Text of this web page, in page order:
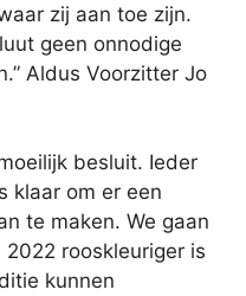
zij aan toe zijn.
geen onnodige
Aldus Voorzitter Jo
besluit. Ieder
klaar om er een
te maken. We gaan
rooskleuriger is
kunnen